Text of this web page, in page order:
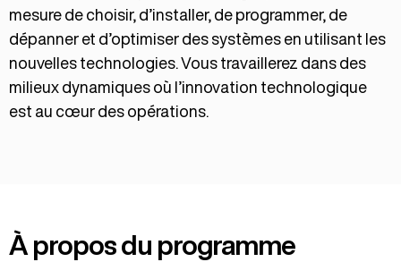
mesure de choisir, d’installer, de programmer, de
dépanner et d’optimiser des systèmes en utilisant les
nouvelles technologies. Vous travaillerez dans des
milieux dynamiques où l’innovation technologique
est au cœur des opérations.
À propos du programme